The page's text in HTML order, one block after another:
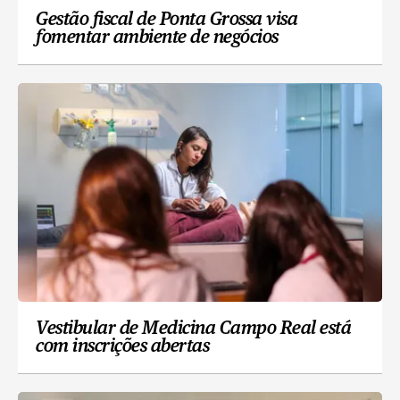
Gestão fiscal de Ponta Grossa visa
fomentar ambiente de negócios
Vestibular de Medicina Campo Real está
com inscrições abertas